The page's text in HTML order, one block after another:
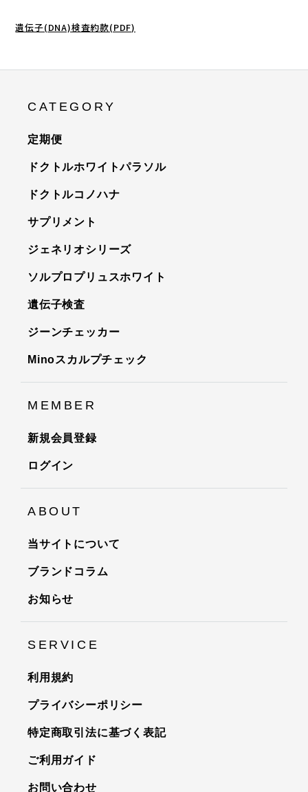
遺伝子(DNA)検査約款(PDF)
CATEGORY
定期便
ドクトルホワイトパラソル
ドクトルコノハナ
サプリメント
ジェネリオシリーズ
ソルプロプリュスホワイト
遺伝子検査
ジーンチェッカー
Minoスカルプチェック
MEMBER
新規会員登録
ログイン
ABOUT
当サイトについて
ブランドコラム
お知らせ
SERVICE
利用規約
プライバシーポリシー
特定商取引法に基づく表記
ご利用ガイド
お問い合わせ